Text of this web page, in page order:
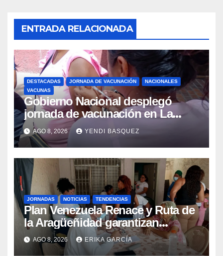
ENTRADA RELACIONADA
DESTACADAS JORNADA DE VACUNACIÓN
NACIONALES
VACUNAS
Gobierno Nacional desplegó
jornada de vacunación en La
Guaira para garantizar protección
epidemiológica
AGO 8, 2026 YENDI BASQUEZ
JORNADAS NOTICIAS TENDENCIAS
Plan Venezuela Renace y Ruta de
la Aragüeñidad garantizan
atención médica integral en
Aragua
AGO 8, 2026 ERIKA GARCÍA